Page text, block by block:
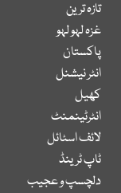
تازہ ترین
غزہ لہو لہو
پاکستان
انٹر نیشنل
کھیل
انٹرٹینمنٹ
لائف اسٹائل
ٹاپ ٹرینڈ
دلچسپ و عجیب